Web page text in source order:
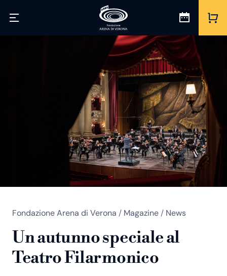
Fondazione Arena di Verona / Magazine / News
Un autunno speciale al
Teatro Filarmonico